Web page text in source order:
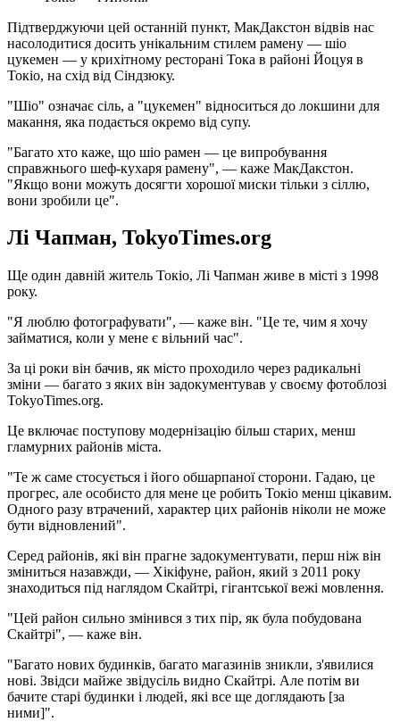
Підтверджуючи цей останній пункт, МакДакстон відвів нас
насолодитися досить унікальним стилем рамену — шіо
цукемен — у крихітному ресторані Тока в районі Йоцуя в
Токіо, на схід від Сіндзюку.
"Шіо" означає сіль, а "цукемен" відноситься до локшини для
макання, яка подається окремо від супу.
"Багато хто каже, що шіо рамен — це випробування
справжнього шеф-кухаря рамену", — каже МакДакстон.
"Якщо вони можуть досягти хорошої миски тільки з сіллю,
вони зробили це".
Лі Чапман, TokyoTimes.org
Ще один давній житель Токіо, Лі Чапман живе в місті з 1998
року.
"Я люблю фотографувати", — каже він. "Це те, чим я хочу
займатися, коли у мене є вільний час".
За ці роки він бачив, як місто проходило через радикальні
зміни — багато з яких він задокументував у своєму фотоблозі
TokyoTimes.org.
Це включає поступову модернізацію більш старих, менш
гламурних районів міста.
"Те ж саме стосується і його обшарпаної сторони. Гадаю, це
прогрес, але особисто для мене це робить Токіо менш цікавим.
Одного разу втрачений, характер цих районів ніколи не може
бути відновлений".
Серед районів, які він прагне задокументувати, перш ніж він
зміниться назавжди, — Хікіфуне, район, який з 2011 року
знаходиться під наглядом Скайтрі, гігантської вежі мовлення.
"Цей район сильно змінився з тих пір, як була побудована
Скайтрі", — каже він.
"Багато нових будинків, багато магазинів зникли, з'явилися
нові. Звідси майже звідусіль видно Скайтрі. Але потім ви
бачите старі будинки і людей, які все ще доглядають [за
ними]".